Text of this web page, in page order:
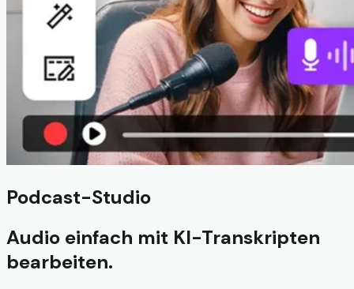
Podcast-Studio
Audio einfach mit KI-Transkripten
bearbeiten.